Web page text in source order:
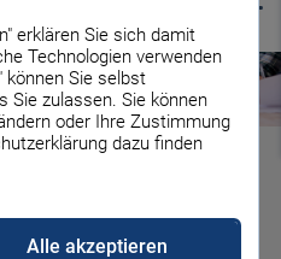
erklären Sie sich damit
Technologien verwenden
können Sie selbst
Sie zulassen. Sie können
oder Ihre Zustimmung
dazu finden
Alle akzeptieren
Vor- und